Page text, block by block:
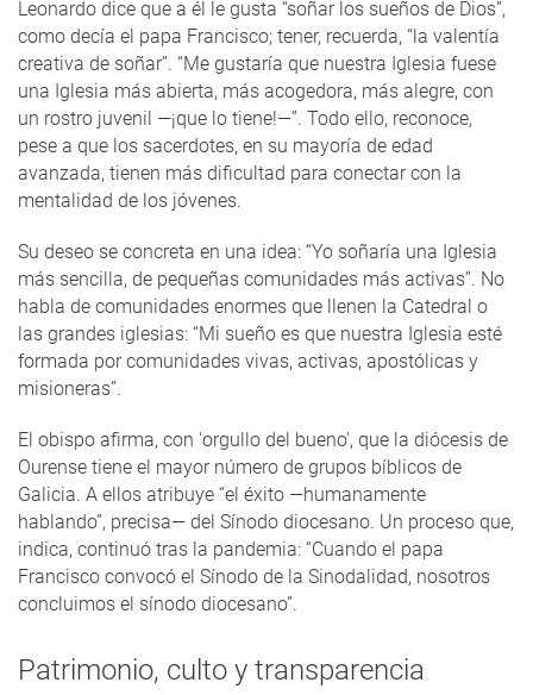
Leonardo dice que a él le gusta “soñar los sueños de Dios”,
como decía el papa Francisco; tener, recuerda, “la valentía
creativa de soñar”. “Me gustaría que nuestra Iglesia fuese
una Iglesia más abierta, más acogedora, más alegre, con
un rostro juvenil —¡que lo tiene!—”. Todo ello, reconoce,
pese a que los sacerdotes, en su mayoría de edad
avanzada, tienen más dificultad para conectar con la
mentalidad de los jóvenes.
Su deseo se concreta en una idea: “Yo soñaría una Iglesia
más sencilla, de pequeñas comunidades más activas”. No
habla de comunidades enormes que llenen la Catedral o
las grandes iglesias: “Mi sueño es que nuestra Iglesia esté
formada por comunidades vivas, activas, apostólicas y
misioneras”.
El obispo afirma, con 'orgullo del bueno', que la diócesis de
Ourense tiene el mayor número de grupos bíblicos de
Galicia. A ellos atribuye “el éxito —humanamente
hablando”, precisa— del Sínodo diocesano. Un proceso que,
indica, continuó tras la pandemia: “Cuando el papa
Francisco convocó el Sínodo de la Sinodalidad, nosotros
concluimos el sínodo diocesano”.
Patrimonio, culto y transparencia